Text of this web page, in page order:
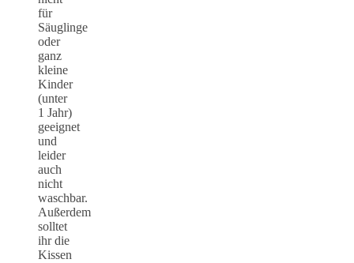
für
Säuglinge
oder
ganz
kleine
Kinder
(unter
1 Jahr)
geeignet
und
leider
auch
nicht
waschbar.
Außerdem
solltet
ihr die
Kissen